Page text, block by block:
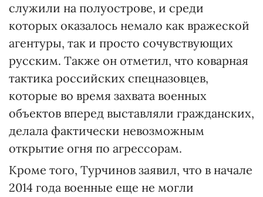
служили на полуострове, и среди
которых оказалось немало как вражеской
агентуры, так и просто сочувствующих
русским. Также он отметил, что коварная
тактика российских спецназовцев,
которые во время захвата военных
объектов вперед выставляли гражданских,
делала фактически невозможным
открытие огня по агрессорам.
Кроме того, Турчинов заявил, что в начале
2014 года военные еще не могли